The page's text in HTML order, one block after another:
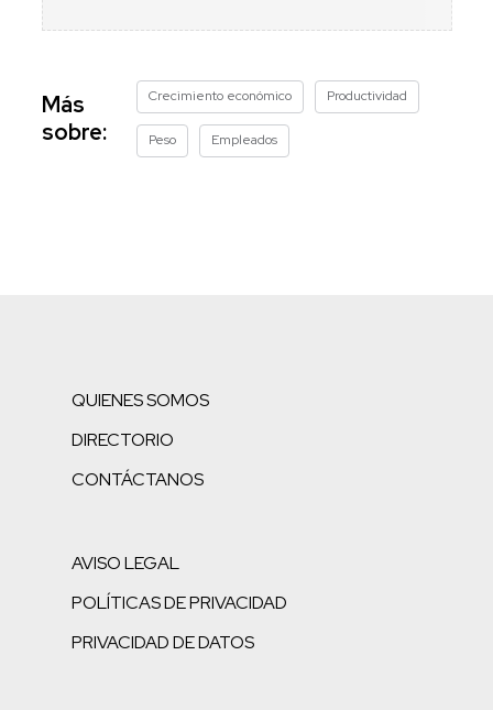
Más
sobre:
Crecimiento económico Productividad
Peso Empleados
QUIENES SOMOS
DIRECTORIO
CONTÁCTANOS
AVISO LEGAL
POLÍTICAS DE PRIVACIDAD
PRIVACIDAD DE DATOS